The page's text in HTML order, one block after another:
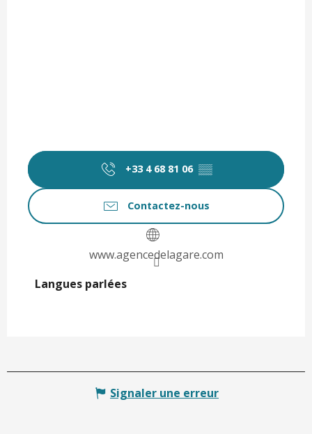
+33 4 68 81 06 ▒▒
Contactez-nous
www.agencedelagare.com
Langues parlées
Langues parlées
Signaler une erreur